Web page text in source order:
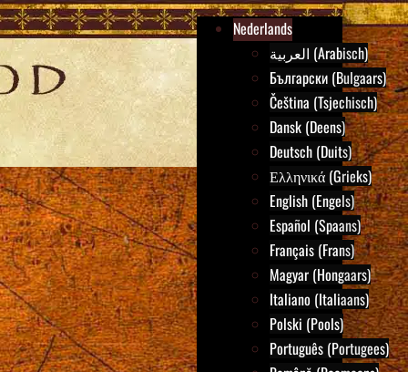
Nederlands
العربية (Arabisch)
Български (Bulgaars)
Čeština (Tsjechisch)
Dansk (Deens)
Deutsch (Duits)
Ελληνικά (Grieks)
English (Engels)
Español (Spaans)
Français (Frans)
Magyar (Hongaars)
Italiano (Italiaans)
Polski (Pools)
Português (Portugees)